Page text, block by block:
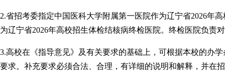
2.省招考委指定中国医科大学附属第一医院作为辽宁省2026年
为辽宁省2026年高校招生体检结核病终检医院。终检医院负责
3.高校在《指导意见》及有关要求的基础上，可根据本校的办
要求。补充要求必须合法、合理，有详细的说明和解释，并在